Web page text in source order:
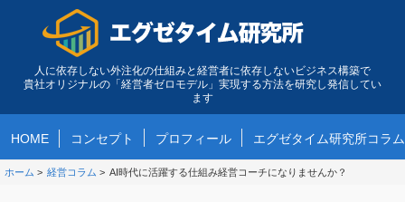
人に依存しない外注化の仕組みと経営者に依存しないビジネス構築で
貴社オリジナルの「経営者ゼロモデル」実現する方法を研究し発信してい
ます
HOME コンセプト プロフィール エグゼタイム研究所コラム
ホーム > 経営コラム > AI時代に活躍する仕組み経営コーチになりませんか？